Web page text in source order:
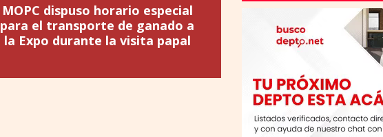
MOPC dispuso horario especial
para el transporte de ganado a
la Expo durante la visita papal